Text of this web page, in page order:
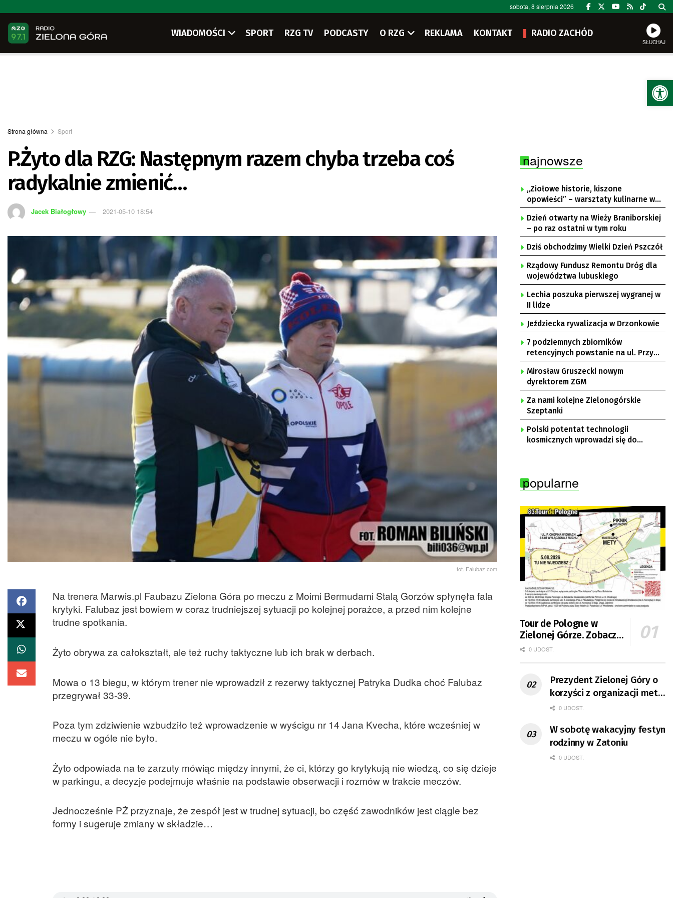
sobota, 8 sierpnia 2026
WIADOMOŚCI SPORT RZG TV PODCASTY O RZG REKLAMA KONTAKT RADIO ZACHÓD
SŁUCHAJ
Strona główna Sport
P.Żyto dla RZG: Następnym razem chyba trzeba coś
radykalnie zmienić…
Jacek Białogłowy 2021-05-10 18:54
fot. Falubaz.com
Na trenera Marwis.pl Faubazu Zielona Góra po meczu z Moimi Bermudami Stalą Gorzów spłynęła fala
krytyki. Falubaz jest bowiem w coraz trudniejszej sytuacji po kolejnej porażce, a przed nim kolejne
trudne spotkania.
Żyto obrywa za całokształt, ale też ruchy taktyczne lub ich brak w derbach.
Mowa o 13 biegu, w którym trener nie wprowadził z rezerwy taktycznej Patryka Dudka choć Falubaz
przegrywał 33-39.
Poza tym zdziwienie wzbudziło też wprowadzenie w wyścigu nr 14 Jana Kvecha, które wcześniej w
meczu w ogóle nie było.
Żyto odpowiada na te zarzuty mówiąc między innymi, że ci, którzy go krytykują nie wiedzą, co się dzieje
w parkingu, a decyzje podejmuje właśnie na podstawie obserwacji i rozmów w trakcie meczów.
Jednocześnie PŻ przyznaje, że zespół jest w trudnej sytuacji, bo część zawodników jest ciągle bez
formy i sugeruje zmiany w składzie…
najnowsze
„Ziołowe historie, kiszone
opowieści” – warsztaty kulinarne w
Krępie
Dzień otwarty na Wieży Braniborskiej
– po raz ostatni w tym roku
Dziś obchodzimy Wielki Dzień Pszczół
Rządowy Fundusz Remontu Dróg dla
województwa lubuskiego
Lechia poszuka pierwszej wygranej w
II lidze
Jeździecka rywalizacja w Drzonkowie
7 podziemnych zbiorników
retencyjnych powstanie na ul. Przy
Gazowni
Mirosław Gruszecki nowym
dyrektorem ZGM
Za nami kolejne Zielonogórskie
Szeptanki
Polski potentat technologii
kosmicznych wprowadzi się do
popularne
Tour de Pologne w
Zielonej Górze. Zobacz
zmiany w organizacji
0 UDOST.
Prezydent Zielonej Góry o
korzyści z organizacji mety
Tour de Pologne
0 UDOST.
W sobotę wakacyjny festyn
rodzinny w Zatoniu
0 UDOST.